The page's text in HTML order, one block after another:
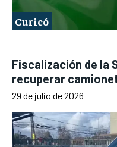
Curicó
Fiscalización de la
recuperar
29 de julio de 2026